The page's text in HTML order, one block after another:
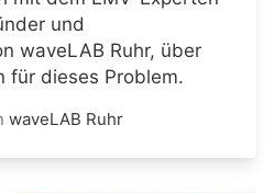
und
waveLAB Ruhr, über
für dieses Problem.
waveLAB Ruhr